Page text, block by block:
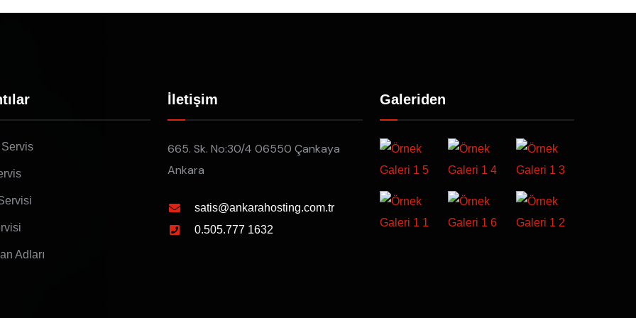
Adları
İletişim
665. Sk. No:30/4 06550 Çankaya
Ankara
satis@ankarahosting.com.tr
0.505.777 1632
Galeriden